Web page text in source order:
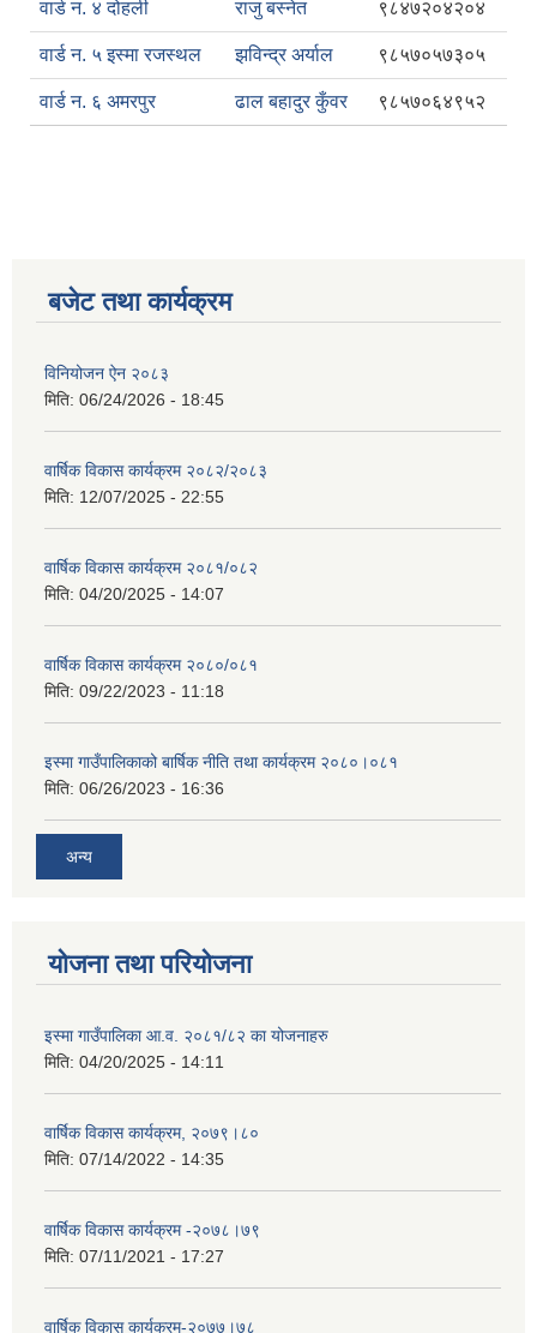
वार्ड न. ४ दोहली राजु बस्नेत ९८४७२०४२०४
वार्ड न. ५ इस्मा रजस्थल झविन्द्र अर्याल ९८५७०५७३०५
वार्ड न. ६ अमरपुर ढाल बहादुर कुँवर ९८५७०६४९५२
बजेट तथा कार्यक्रम
विनियोजन ऐन २०८३
मिति: 06/24/2026 - 18:45
वार्षिक विकास कार्यक्रम २०८२/२०८३
मिति: 12/07/2025 - 22:55
वार्षिक विकास कार्यक्रम २०८१/०८२
मिति: 04/20/2025 - 14:07
वार्षिक विकास कार्यक्रम २०८०/०८१
मिति: 09/22/2023 - 11:18
इस्मा गाउँपालिकाको बार्षिक नीति तथा कार्यक्रम २०८०।०८१
मिति: 06/26/2023 - 16:36
अन्य
योजना तथा परियोजना
इस्मा गाउँपालिका आ.व. २०८१/८२ का योजनाहरु
मिति: 04/20/2025 - 14:11
वार्षिक विकास कार्यक्रम, २०७९।८०
मिति: 07/14/2022 - 14:35
वार्षिक विकास कार्यक्रम -२०७८।७९
मिति: 07/11/2021 - 17:27
वार्षिक विकास कार्यक्रम-२०७७।७८